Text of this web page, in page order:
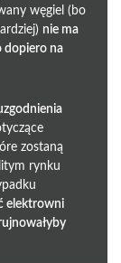
węgiel (bo
nie ma
dopiero na
zostaną
rynku
elektrowni